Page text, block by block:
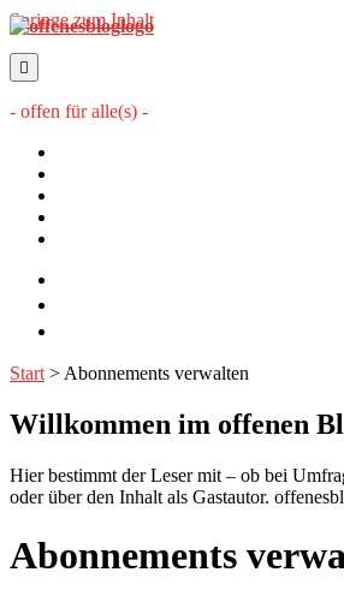
Springe zum Inhalt
offenesblog.de
- offen für alle(s) -
Start > Abonnements verwalten
Willkommen im offenen
Hier bestimmt der Leser mit – ob bei
oder über den Inhalt als Gastautor.
Abonnements